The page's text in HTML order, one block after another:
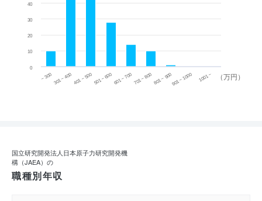
（万円）
~ 300 301 ~ 400 401 ~ 500501 ~ 600601 ~ 700701 ~ 800801 ~ 900901 ~ 1000 1001 ~
0
10
20
30
40
国立研究開発法人日本原子力研究開発機
構（JAEA）の
職種別年収